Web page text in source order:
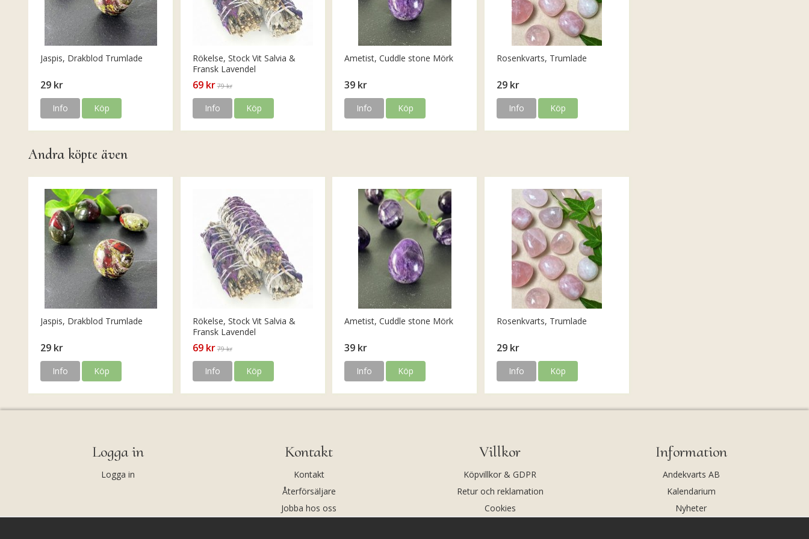
Jaspis, Drakblod Trumlade
29 kr
Info Köp
Rökelse, Stock Vit Salvia &
Fransk Lavendel
69 kr 79 kr
Info Köp
Ametist, Cuddle stone Mörk
39 kr
Info Köp
Rosenkvarts, Trumlade
29 kr
Info Köp
Andra köpte även
Jaspis, Drakblod Trumlade
29 kr
Info Köp
Rökelse, Stock Vit Salvia &
Fransk Lavendel
69 kr 79 kr
Info Köp
Ametist, Cuddle stone Mörk
39 kr
Info Köp
Rosenkvarts, Trumlade
29 kr
Info Köp
Logga in
Logga in
Kontakt
Kontakt
Återförsäljare
Jobba hos oss
Villkor
Köpvillkor & GDPR
Retur och reklamation
Cookies
Information
Andekvarts AB
Kalendarium
Nyheter